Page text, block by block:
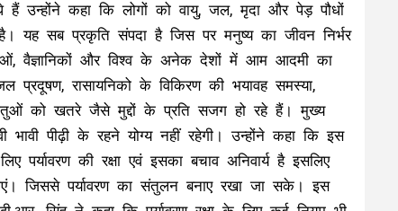
उन्होंने कहा कि लोगों को वायु, जल, मृदा और पेड़ पौधों
यह सब प्रकृति संपदा है जिस पर मनुष्य का जीवन निर्भर
वैज्ञानिकों और विश्व के अनेक देशों में आम आदमी का
रासायनिको के विकिरण की भयावह समस्या,
को खतरे जैसे मुद्दों के प्रति सजग हो रहे हैं। मुख्य
भावी पीढ़ी के रहने योग्य नहीं रहेगी। उन्होंने कहा कि इस
की रक्षा एवं इसका बचाव अनिवार्य है इसलिए
जिससे पर्यावरण का संतुलन बनाए रखा जा सके। इस